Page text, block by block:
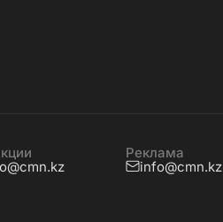
Реклама
info@cmn.kz